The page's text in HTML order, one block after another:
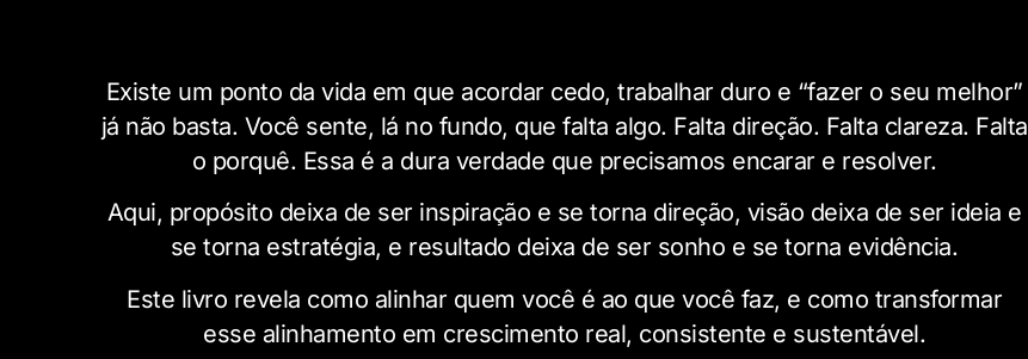
Existe um ponto da vida em que acordar cedo, trabalhar duro e “fazer o seu melhor”
já não basta. Você sente, lá no fundo, que falta algo. Falta direção. Falta clareza. Falta
o porquê. Essa é a dura verdade que precisamos encarar e resolver.
Aqui, propósito deixa de ser inspiração e se torna direção, visão deixa de ser ideia e
se torna estratégia, e resultado deixa de ser sonho e se torna evidência.
Este livro revela como alinhar quem você é ao que você faz, e como transformar
esse alinhamento em crescimento real, consistente e sustentável.